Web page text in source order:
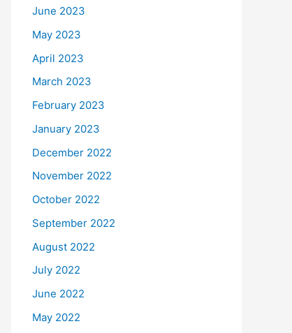
June 2023
May 2023
April 2023
March 2023
February 2023
January 2023
December 2022
November 2022
October 2022
September 2022
August 2022
July 2022
June 2022
May 2022